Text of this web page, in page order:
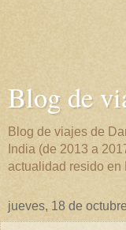
Blog de
Blog de viajes de
India (de 2013 a
actualidad resido en
jueves, 18 de